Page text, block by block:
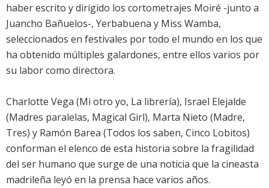
haber escrito y dirigido los cortometrajes Moiré -junto a
Juancho Bañuelos-, Yerbabuena y Miss Wamba,
seleccionados en festivales por todo el mundo en los que
ha obtenido múltiples galardones, entre ellos varios por
su labor como directora.
Charlotte Vega (Mi otro yo, La librería), Israel Elejalde
(Madres paralelas, Magical Girl), Marta Nieto (Madre,
Tres) y Ramón Barea (Todos los saben, Cinco Lobitos)
conforman el elenco de esta historia sobre la fragilidad
del ser humano que surge de una noticia que la cineasta
madrileña leyó en la prensa hace varios años.